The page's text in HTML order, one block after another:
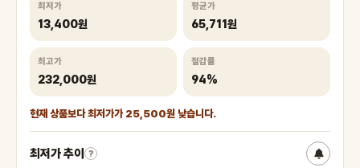
최저가
13,400원
평균가
65,711원
최고가
232,000원
절감률
94%
현재 상품보다 최저가가 25,500원 낮습니다.
최저가 추이 ?